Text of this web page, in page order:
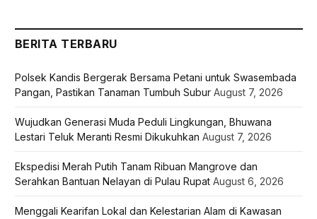
BERITA TERBARU
Polsek Kandis Bergerak Bersama Petani untuk Swasembada
Pangan, Pastikan Tanaman Tumbuh Subur August 7, 2026
Wujudkan Generasi Muda Peduli Lingkungan, Bhuwana
Lestari Teluk Meranti Resmi Dikukuhkan August 7, 2026
Ekspedisi Merah Putih Tanam Ribuan Mangrove dan
Serahkan Bantuan Nelayan di Pulau Rupat August 6, 2026
Menggali Kearifan Lokal dan Kelestarian Alam di Kawasan